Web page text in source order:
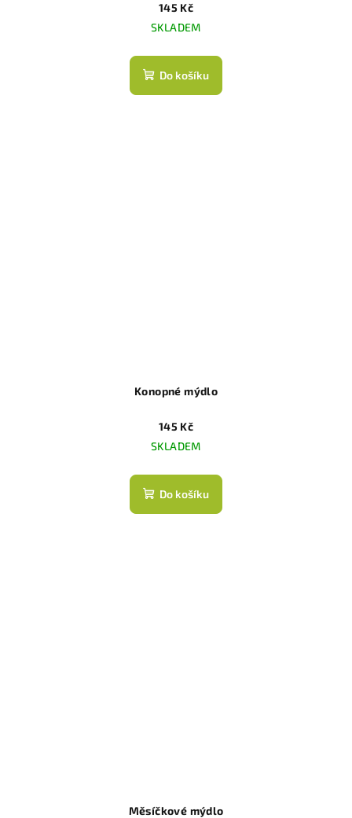
145 Kč
SKLADEM
Do košíku
Konopné mýdlo
145 Kč
SKLADEM
Do košíku
Měsíčkové mýdlo